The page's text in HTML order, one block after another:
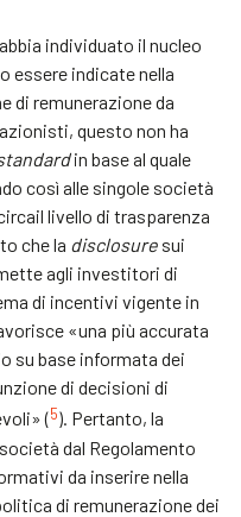
individuato il nucleo
essere indicate nella
di remunerazione da
questo non ha
in base al quale
così alle singole società
livello di trasparenza
che la disclosure sui
agli investitori di
di incentivi vigente in
«una più accurata
su base informata dei
di decisioni di
(5). Pertanto, la
dal Regolamento
da inserire nella
di remunerazione dei